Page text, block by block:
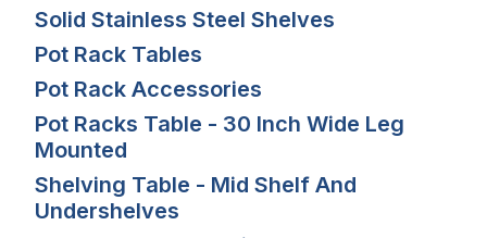
Solid Stainless Steel Shelves
Pot Rack Tables
Pot Rack Accessories
Pot Racks Table - 30 Inch Wide Leg
Mounted
Shelving Table - Mid Shelf And
Undershelves